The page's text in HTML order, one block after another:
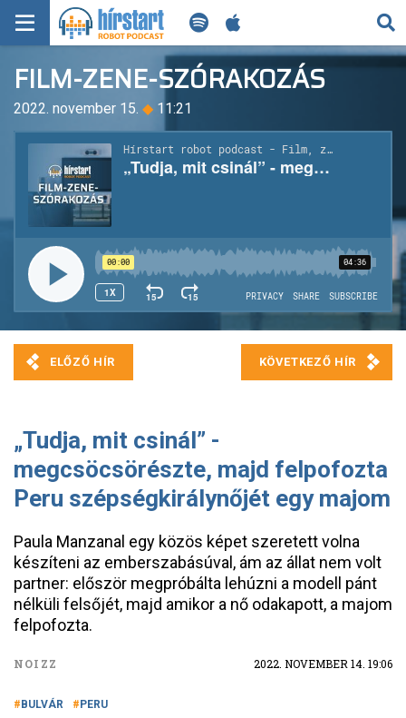
KERESÉS
KEZDŐLAP
FRISS HÍREK
TECH HÍREK
FILM-ZENE-SZÓRAKOZÁS
PLAYLIST
MI AZ A ROBOT PODCAST?
FILM-ZENE-SZÓRAKOZÁS
2022. november 15. ◆ 11:21
„Tudja, mit csinál” -
megcsöcsörészte, majd felpofozta
Peru szépségkirálynőjét egy majom
Paula Manzanal egy közös képet szeretett volna
készíteni az emberszabásúval, ám az állat nem volt
partner: először megpróbálta lehúzni a modell pánt
nélküli felsőjét, majd amikor a nő odakapott, a majom
felpofozta.
NOIZZ 2022. NOVEMBER 14. 19:06
BULVÁR PERU